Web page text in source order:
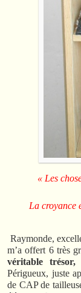
« Les
La croyance
Raymonde,
m’a offert 6 très
véritable trésor,
Périgueux, juste
de CAP de